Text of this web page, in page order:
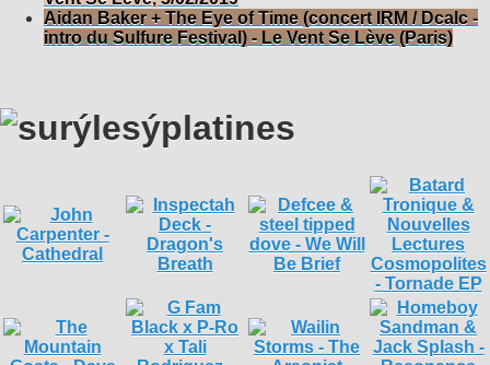
Aidan Baker + The Eye of Time (concert IRM / Dcalc -
intro du Sulfure Festival) - Le Vent Se Lève (Paris)